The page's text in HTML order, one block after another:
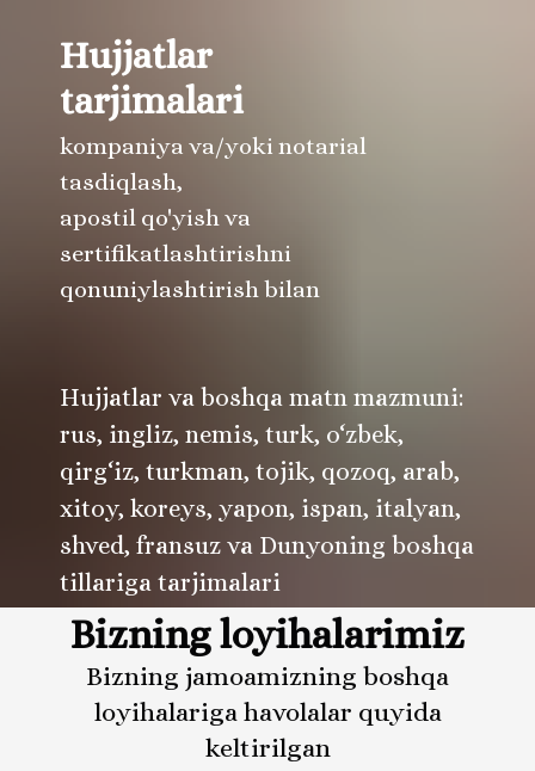
Hujjatlar
tarjimalari
kompaniya va/yoki notarial
tasdiqlash,
apostil qo'yish va
sertifikatlashtirishni
qonuniylashtirish bilan
Hujjatlar va boshqa matn mazmuni:
rus, ingliz, nemis, turk, o‘zbek,
qirg‘iz, turkman, tojik, qozoq, arab,
xitoy, koreys, yapon, ispan, italyan,
shved, fransuz va Dunyoning boshqa
tillariga tarjimalari
Bizning loyihalarimiz
Bizning jamoamizning boshqa
loyihalariga havolalar quyida
keltirilgan